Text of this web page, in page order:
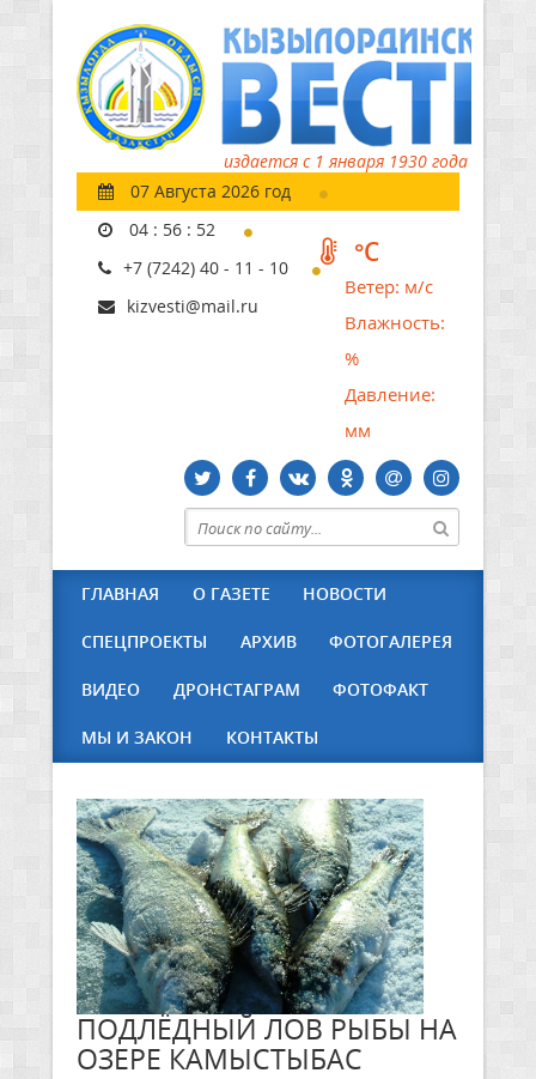
издается с 1 января 1930 года
07 Августа 2026 год
04 : 56 : 53
+7 (7242) 40 - 11 - 10
kizvesti@mail.ru
°C
Ветер: м/с
Влажность:
%
Давление:
мм
ГЛАВНАЯ О ГАЗЕТЕ НОВОСТИ
СПЕЦПРОЕКТЫ АРХИВ ФОТОГАЛЕРЕЯ
ВИДЕО ДРОНСТАГРАМ ФОТОФАКТ
МЫ И ЗАКОН КОНТАКТЫ
ПОДЛЁДНЫЙ ЛОВ РЫБЫ НА
ОЗЕРЕ КАМЫСТЫБАС